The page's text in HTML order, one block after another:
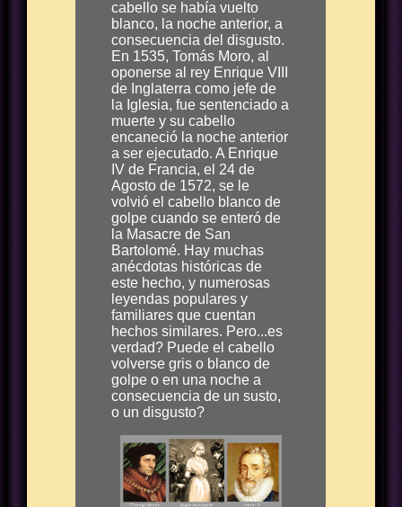
cabello se había vuelto
blanco, la noche anterior, a
consecuencia del disgusto.
En 1535, Tomás Moro, al
oponerse al rey Enrique VIII
de Inglaterra como jefe de
la Iglesia, fue sentenciado a
muerte y su cabello
encaneció la noche anterior
a ser ejecutado. A Enrique
IV de Francia, el 24 de
Agosto de 1572, se le
volvió el cabello blanco de
golpe cuando se enteró de
la Masacre de San
Bartolomé. Hay muchas
anécdotas históricas de
este hecho, y numerosas
leyendas populares y
familiares que cuentan
hechos similares. Pero...es
verdad? Puede el cabello
volverse gris o blanco de
golpe o en una noche a
consecuencia de un susto,
o un disgusto?